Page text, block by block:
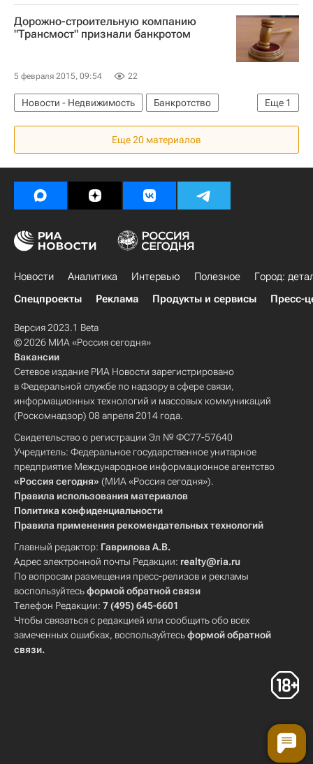
Финансовая отчетность
YIT Россия
Дорожно-строительную компанию
"Трансмост" признали банкротом
5 февраля 2015, 09:54 22
Еще 1
Новости - Недвижимость
Банкротство
Россия
Еще 20 материалов
Новости Аналитика Интервью Полезное
Город:
Спецпроекты
Реклама Продукты и сервисы Пресс-
Версия 2023.1 Beta
© 2026 МИА «Россия сегодня»
Вакансии
Сетевое издание РИА Новости зарегистрировано
в Федеральной службе по надзору в сфере связи,
информационных технологий и массовых коммуникаций
(Роскомнадзор) 08 апреля 2014 года.
Свидетельство о регистрации Эл № ФС77-57640
Учредитель: Федеральное государственное унитарное
предприятие Международное информационное агентство
«Россия сегодня» (МИА «Россия сегодня»).
Правила использования материалов
Политика конфиденциальности
Правила применения рекомендательных технологий
Главный редактор: Гаврилова А.В.
Адрес электронной почты Редакции: realty@ria.ru
По вопросам размещения пресс-релизов и рекламы
воспользуйтесьформой обратной связи
Телефон Редакции: 7 (495) 645-6601
Чтобы связаться с редакцией или сообщить обо всех
замеченных ошибках, воспользуйтесьформой обратной
связи.